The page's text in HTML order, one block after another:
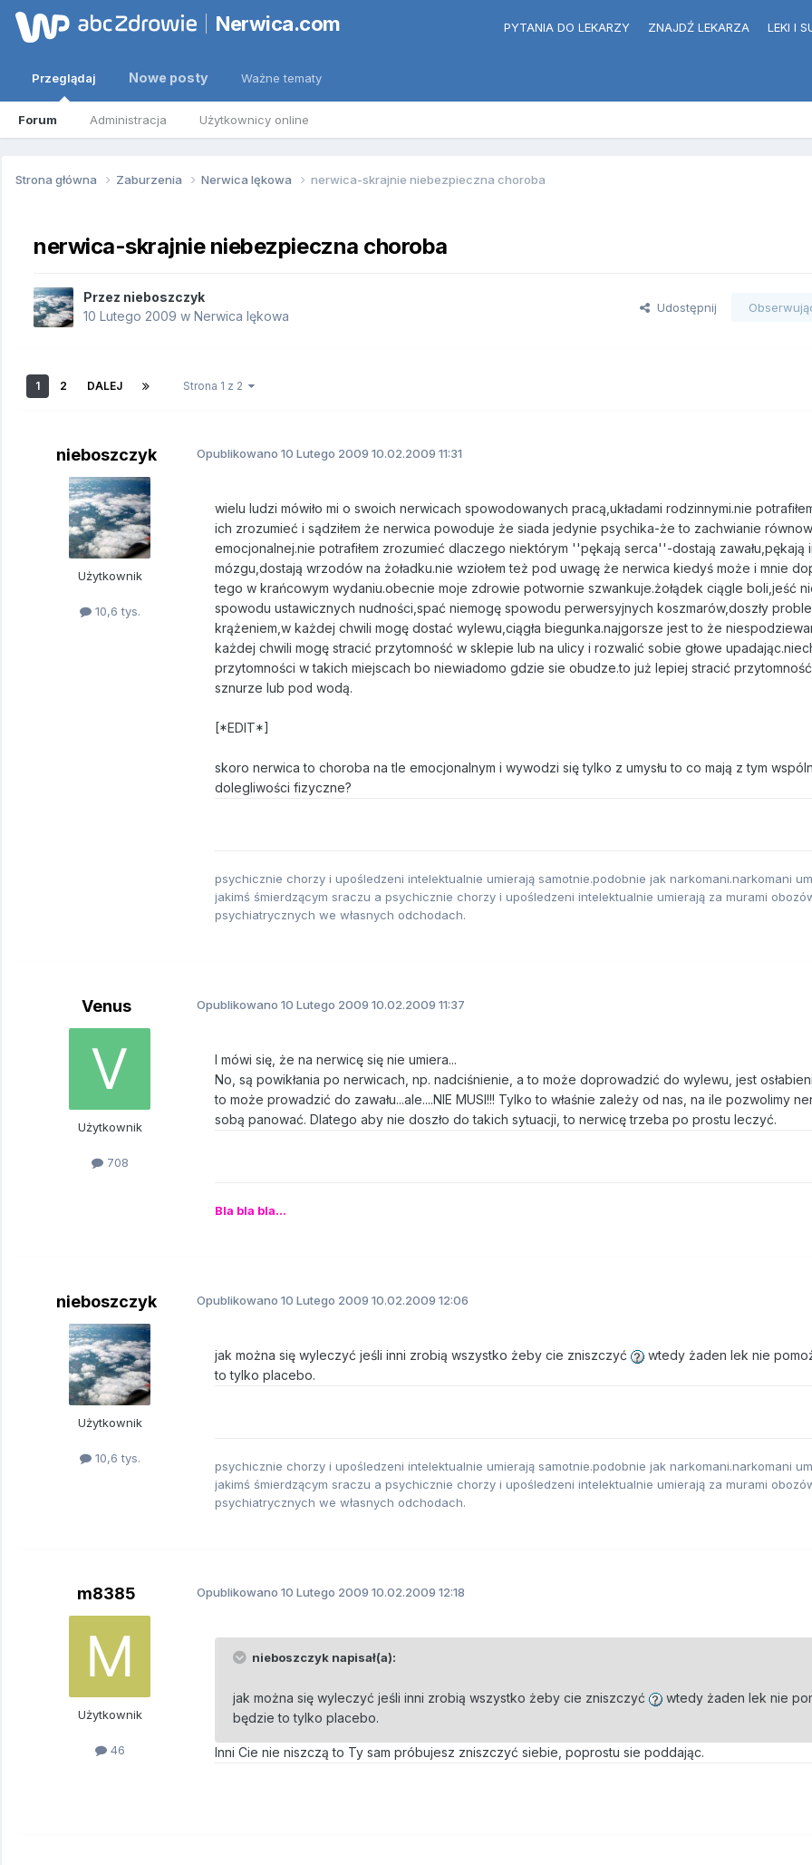
Nerwica.com PYTANIA DO LEKARZY ZNAJDŹ LEKARZA LEKI I
Przeglądaj
Forum Administracja Użytkownicy online
Nowe posty Ważne tematy
Strona główna Zaburzenia Nerwica lękowa nerwica-skrajnie niebezpieczna choroba
nerwica-skrajnie niebezpieczna choroba
Przez nieboszczyk
10 Lutego 2009 w Nerwica lękowa
Udostępnij
1 2 DALEJ Strona 1 z 2
nieboszczyk
Użytkownik
10,6 tys.
Opublikowano 10 Lutego 2009 10.02.2009 11:31
wielu ludzi mówiło mi o swoich nerwicach spowodowanych pracą,układami rodzinnymi.nie
ich zrozumieć i sądziłem że nerwica powoduje że siada jedynie psychika-że to zachwianie
emocjonalnej.nie potrafiłem zrozumieć dlaczego niektórym ''pękają serca''-dostają zawału,pękają
mózgu,dostają wrzodów na żoładku.nie wziołem też pod uwagę że nerwica kiedyś może i mnie
tego w krańcowym wydaniu.obecnie moje zdrowie potwornie szwankuje.żołądek ciągle boli,jeść
spowodu ustawicznych nudności,spać niemogę spowodu perwersyjnych koszmarów,doszły
krążeniem,w każdej chwili mogę dostać wylewu,ciągła biegunka.najgorsze jest to że
każdej chwili mogę stracić przytomność w sklepie lub na ulicy i rozwalić sobie głowe
przytomności w takich miejscach bo niewiadomo gdzie sie obudze.to już lepiej stracić
sznurze lub pod wodą.
[*EDIT*]
skoro nerwica to choroba na tle emocjonalnym i wywodzi się tylko z umysłu to co mają z tym
dolegliwości fizyczne?
psychicznie chorzy i upośledzeni intelektualnie umierają samotnie.podobnie jak narkomani.narkomani
jakimś śmierdzącym sraczu a psychicznie chorzy i upośledzeni intelektualnie umierają za murami
psychiatrycznych we własnych odchodach.
Venus
Użytkownik
708
Opublikowano 10 Lutego 2009 10.02.2009 11:37
I mówi się, że na nerwicę się nie umiera...
No, są powikłania po nerwicach, np. nadciśnienie, a to może doprowadzić do wylewu, jest
to może prowadzić do zawału...ale....NIE MUSI!!! Tylko to właśnie zależy od nas, na ile pozwolimy
sobą panować. Dlatego aby nie doszło do takich sytuacji, to nerwicę trzeba po prostu leczyć.
Bla bla bla...
nieboszczyk
Użytkownik
10,6 tys.
Opublikowano 10 Lutego 2009 10.02.2009 12:06
jak można się wyleczyć jeśli inni zrobią wszystko żeby cie zniszczyć
wtedy żaden lek nie
to tylko placebo.
psychicznie chorzy i upośledzeni intelektualnie umierają samotnie.podobnie jak narkomani.narkomani
jakimś śmierdzącym sraczu a psychicznie chorzy i upośledzeni intelektualnie umierają za murami
psychiatrycznych we własnych odchodach.
m8385
Użytkownik
46
Opublikowano 10 Lutego 2009 10.02.2009 12:18
nieboszczyk napisał(a):
jak można się wyleczyć jeśli inni zrobią wszystko żeby cie zniszczyć
wtedy żaden lek nie
będzie to tylko placebo.
Inni Cie nie niszczą to Ty sam próbujesz zniszczyć siebie, poprostu sie poddając.